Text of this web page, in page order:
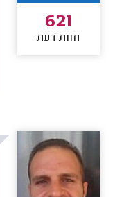
621
חוות דעת